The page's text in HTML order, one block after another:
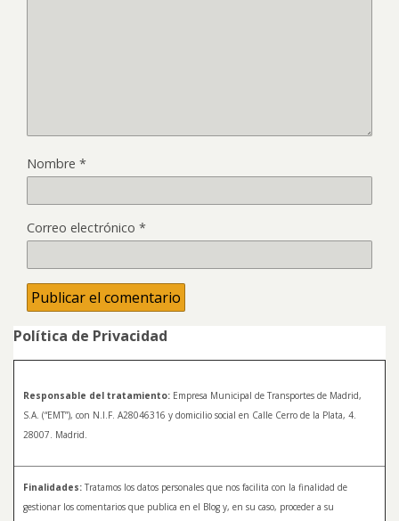
Nombre *
Correo electrónico *
Política de Privacidad
Responsable del tratamiento: Empresa Municipal de Transportes de Madrid,
S.A. (“EMT”), con N.I.F. A28046316 y domicilio social en Calle Cerro de la Plata, 4.
28007. Madrid.
Finalidades: Tratamos los datos personales que nos facilita con la finalidad de
gestionar los comentarios que publica en el Blog y, en su caso, proceder a su